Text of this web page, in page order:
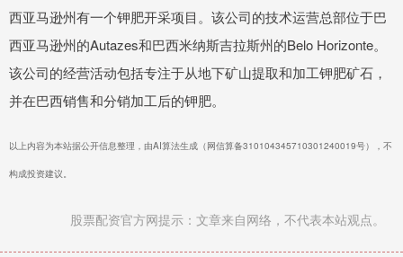
西亚马逊州有一个钾肥开采项目。该公司的技术运营总部位于巴
西亚马逊州的Autazes和巴西米纳斯吉拉斯州的Belo Horizonte。
该公司的经营活动包括专注于从地下矿山提取和加工钾肥矿石，
并在巴西销售和分销加工后的钾肥。
以上内容为本站据公开信息整理，由AI算法生成（网信算备310104345710301240019号），不
构成投资建议。
股票配资官方网提示：文章来自网络，不代表本站观点。